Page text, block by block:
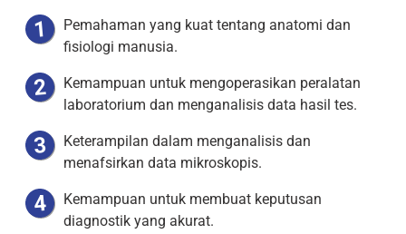
Pemahaman yang kuat tentang anatomi dan
fisiologi manusia.
Kemampuan untuk mengoperasikan peralatan
laboratorium dan menganalisis data hasil tes.
Keterampilan dalam menganalisis dan
menafsirkan data mikroskopis.
Kemampuan untuk membuat keputusan
diagnostik yang akurat.